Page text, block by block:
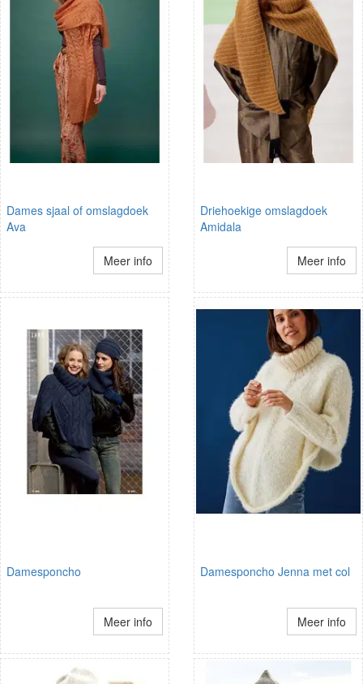
Dames sjaal of omslagdoek
Ava
Meer info
Driehoekige omslagdoek
Amidala
Meer info
Damesponcho
Meer info
Damesponcho Jenna met col
Meer info